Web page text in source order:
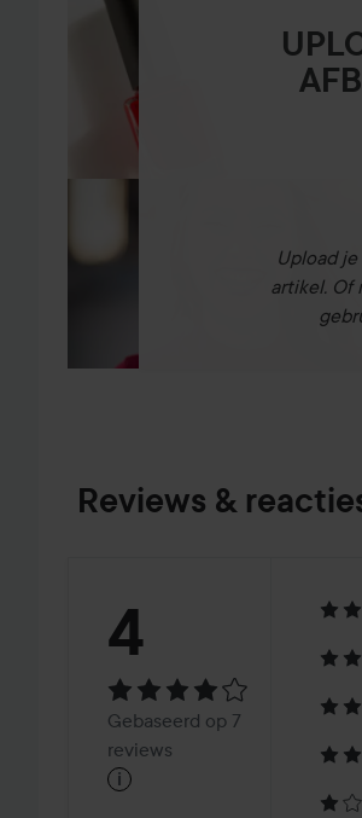
Upload
artikel. Of
Reviews &
4
op
4
Gebaseerd op 7
reviews
i